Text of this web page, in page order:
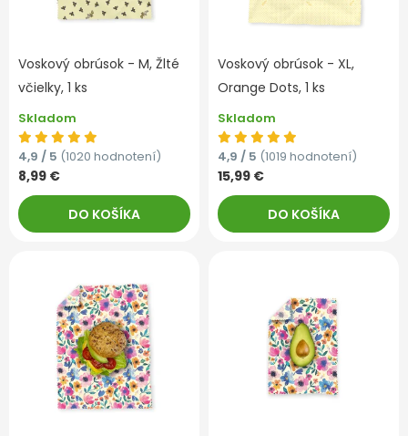
Voskový obrúsok - M, Žlté
včielky, 1 ks
Skladom
4,9 / 5 (1020 hodnotení)
8,99 €
DO KOŠÍKA
Voskový obrúsok - XL,
Orange Dots, 1 ks
Skladom
4,9 / 5 (1019 hodnotení)
15,99 €
DO KOŠÍKA